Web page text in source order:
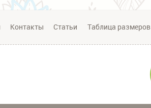
Контакты Статьи Таблица размеров